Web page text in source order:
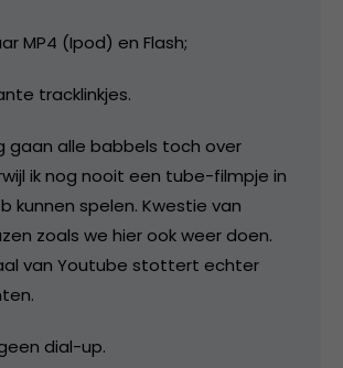
MP4 (Ipod) en Flash;
tracklinkjes.
gaan alle babbels toch over
ik nog nooit een tube-filmpje in
kunnen spelen. Kwestie van
zoals we hier ook weer doen.
van Youtube stottert echter
dial-up.